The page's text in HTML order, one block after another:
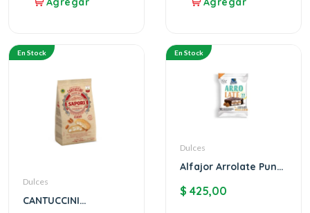
En Stock
Dulces
CANTUCCINI
En Stock
Dulces
Alfajor Arrolate Punta
$ 425,00